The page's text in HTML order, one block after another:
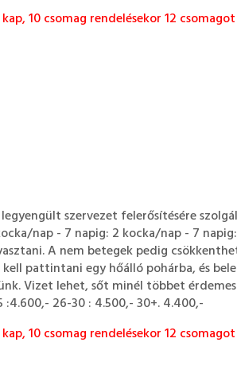
10 csomag rendelésekor 12
szervezet felerősítésére
nap - 7 napig: 2 kocka/nap - 7
A nem betegek pedig
pattintani egy hőálló pohárba, és
Vizet lehet, sőt minél többet
:4.600,- 26-30 : 4.500,- 30+. 4.400,-
10 csomag rendelésekor 12